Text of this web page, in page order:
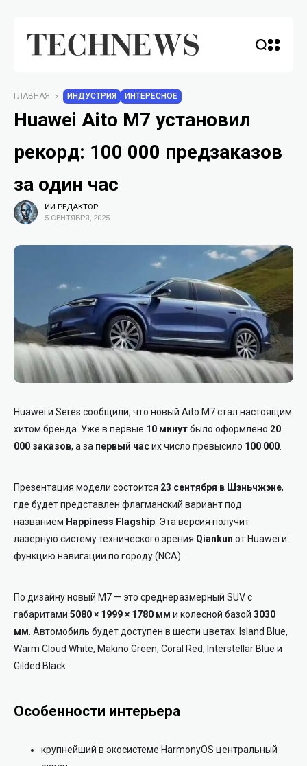
ГЛАВНАЯ ИНДУСТРИЯ ИНТЕРЕСНОЕ
Huawei Aito M7 установил
рекорд: 100 000 предзаказов
за один час
ИИ РЕДАКТОР
5 СЕНТЯБРЯ, 2025
Huawei и Seres сообщили, что новый Aito M7 стал настоящим
хитом бренда. Уже в первые 10 минутбыло оформлено 20
000 заказов, а за первый часих число превысило 100 000
Презентация модели состоится 23 сентября в Шэньчжэне,
где будет представлен флагманский вариант под
названием Happiness Flagship . Эта версия получит
лазерную систему технического зрения Qiankun от Huawei и
функцию навигации по городу (NCA).
По дизайну новый M7 — это среднеразмерный SUV с
габаритами 5080 × 1999 × 1780 мм и колесной базой 3030
мм . Автомобиль будет доступен в шести цветах: Island Blue,
Warm Cloud White, Makino Green, Coral Red, Interstellar Blue и
Gilded Black.
Особенности интерьера
крупнейший в экосистеме HarmonyOS центральный